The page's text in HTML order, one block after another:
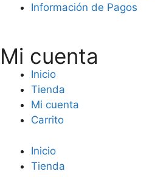
Información de Pagos
Mi cuenta
Inicio
Tienda
Mi cuenta
Carrito
Inicio
Tienda